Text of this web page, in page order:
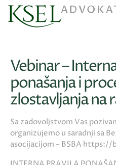
Vebinar –
ponašanja i
zlostavljanja na
Sa zadovoljstvom Vas
organizujemo u saradnji sa
asocijacijom – BSBA https://